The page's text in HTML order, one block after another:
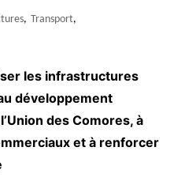
, Transport,
les infrastructures
développement
des Comores, à
et à renforcer